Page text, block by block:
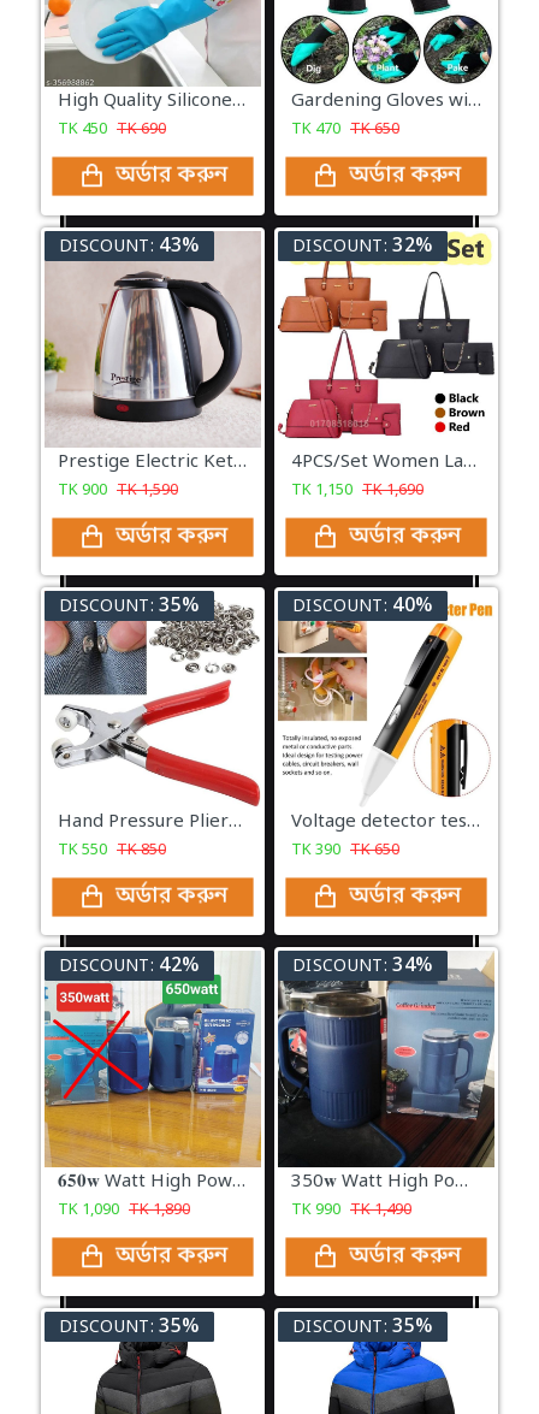
High Quality Silicone Dish Washing Kitchen Hand Gloves
TK 450 TK690
অর্ডার করুন
Gardening Gloves with claws - one pair
TK 470 TK650
অর্ডার করুন
DISCOUNT: 43%
Prestige Electric Kettle -2 Liter
TK900 TK1,590
অর্ডার করুন
DISCOUNT: 32%
4PCS/Set Women Lady Fashion Leather Handbag Shoulder Bag
TK 1,150 TK1,690
অর্ডার করুন
DISCOUNT: 35%
Hand Pressure Pliers For Prong Snap Button (FREE 100 BUTTON)
TK550 TK850
অর্ডার করুন
DISCOUNT: 40%
Voltage detector tester non-contact pen stick 90 ~ 1000v
TK390 TK650
অর্ডার করুন
DISCOUNT: 42%
𝟔𝟓𝟎𝐰 Watt High Power Grinder Machine ১০০% কার্যকরী প্রোডাক্ট
TK 1,090 TK1,890
অর্ডার করুন
DISCOUNT: 34%
350𝐰 Watt High Power Grinder Machine ১০০% কার্যকরী প্রোডাক্ট
TK990 TK1,490
অর্ডার করুন
DISCOUNT: 35% DISCOUNT: 35%